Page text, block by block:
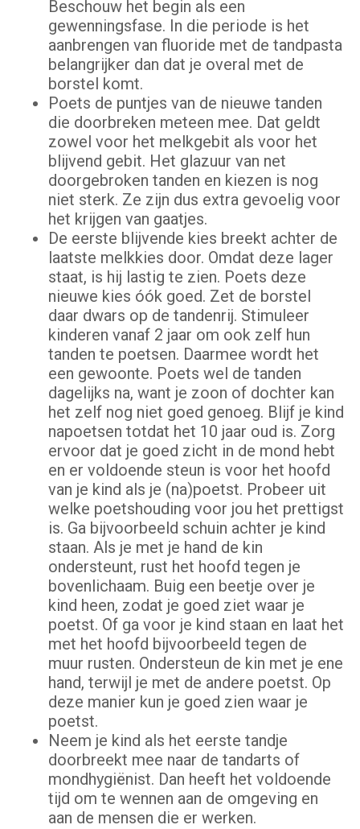
Beschouw het begin als een
gewenningsfase. In die periode is het
aanbrengen van fluoride met de tandpasta
belangrijker dan dat je overal met de
borstel komt.
Poets de puntjes van de nieuwe tanden
die doorbreken meteen mee. Dat geldt
zowel voor het melkgebit als voor het
blijvend gebit. Het glazuur van net
doorgebroken tanden en kiezen is nog
niet sterk. Ze zijn dus extra gevoelig voor
het krijgen van gaatjes.
De eerste blijvende kies breekt achter de
laatste melkkies door. Omdat deze lager
staat, is hij lastig te zien. Poets deze
nieuwe kies óók goed. Zet de borstel
daar dwars op de tandenrij. Stimuleer
kinderen vanaf 2 jaar om ook zelf hun
tanden te poetsen. Daarmee wordt het
een gewoonte. Poets wel de tanden
dagelijks na, want je zoon of dochter kan
het zelf nog niet goed genoeg. Blijf je kind
napoetsen totdat het 10 jaar oud is. Zorg
ervoor dat je goed zicht in de mond hebt
en er voldoende steun is voor het hoofd
van je kind als je (na)poetst. Probeer uit
welke poetshouding voor jou het prettigst
is. Ga bijvoorbeeld schuin achter je kind
staan. Als je met je hand de kin
ondersteunt, rust het hoofd tegen je
bovenlichaam. Buig een beetje over je
kind heen, zodat je goed ziet waar je
poetst. Of ga voor je kind staan en laat het
met het hoofd bijvoorbeeld tegen de
muur rusten. Ondersteun de kin met je ene
hand, terwijl je met de andere poetst. Op
deze manier kun je goed zien waar je
poetst.
Neem je kind als het eerste tandje
doorbreekt mee naar de tandarts of
mondhygiënist. Dan heeft het voldoende
tijd om te wennen aan de omgeving en
aan de mensen die er werken.